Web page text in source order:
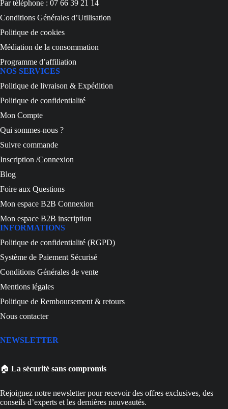
Par téléphone : 07 66 39 21 14
Conditions Générales d’Utilisation
Politique de cookies
Médiation de la consommation
Programme d’affiliation
NOS SERVICES
Politique de livraison & Expédition
Politique de confidentialité
Mon Compte
Qui sommes-nous ?
Suivre commande
Inscription /Connexion
Blog
Foire aux Questions
Mon espace B2B Connexion
Mon espace B2B inscription
INFORMATIONS
Politique de confidentialité (RGPD)
Système de Paiement Sécurisé
Conditions Générales de vente
Mentions légales
Politique de Remboursement & retours
Nous contacter
NEWSLETTER
🏠 La sécurité sans compromis
Rejoignez notre newsletter pour recevoir des offres exclusives, des
conseils d’experts et les dernières nouveautés.